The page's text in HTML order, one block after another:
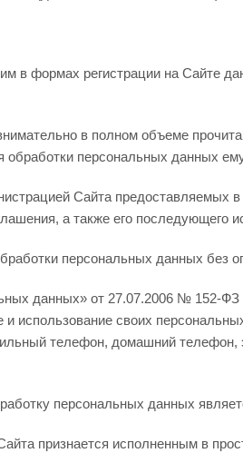
в формах регистрации на Сайте
в полном объеме
персональных данных
Сайта
а также его последующего
персональных данных без
данных» от 27.07.2006 № 152-
и использование своих
телефон, домашний телефон,
персональных данных
признается исполненным в